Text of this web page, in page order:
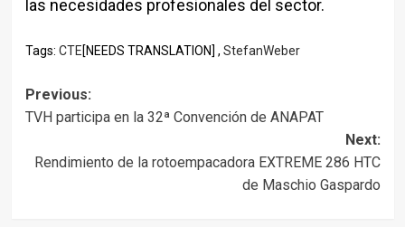
las necesidades profesionales del sector.
Tags: CTE[NEEDS TRANSLATION] , StefanWeber
Post
navigation
Previous:
TVH participa en la 32ª Convención de ANAPAT
Next:
Rendimiento de la rotoempacadora EXTREME 286 HTC
de Maschio Gaspardo